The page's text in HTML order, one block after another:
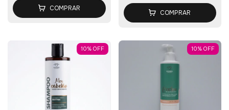
COMPRAR
COMPRAR
10% OFF 10% OFF